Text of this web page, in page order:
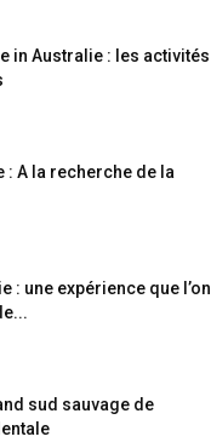
in Australie : les activités
: A la recherche de la
: une expérience que l’on
sud sauvage de